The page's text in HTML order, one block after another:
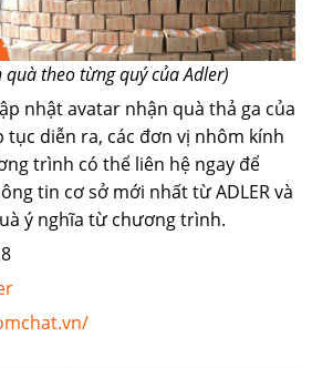
theo từng quý của Adler)
nhật avatar nhận quà thả ga của
tục diễn ra, các đơn vị nhôm kính
trình có thể liên hệ ngay để
tin cơ sở mới nhất từ ADLER và
ý nghĩa từ chương trình.